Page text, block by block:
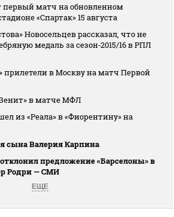
первый матч на обновленном
«Спартак» 15 августа
Новосельцев рассказал, что не
медаль за сезон‑2015/16 в РПЛ
прилетели в Москву на матч Первой
в матче МФЛ
из «Реала» в «Фиорентину» на
сына Валерия Карпина
предложение «Барселоны» в
Родри — СМИ
ЕЩЕ